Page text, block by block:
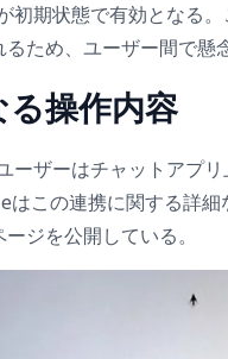
初期状態で有効となる
ため、ユーザー間で懸
操作内容
ーザーはチャットアプ
はこの連携に関する詳
ジを公開している。